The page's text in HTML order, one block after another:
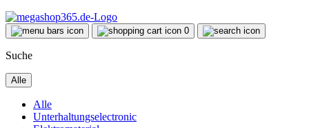
0
Suche
Alle
Alle
Unterhaltungselectronic